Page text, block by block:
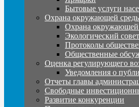
Бытовые услуги
Охрана окружающей
Охрана окружающей
Экологический совет
Протоколы
Общественные
Оценка регулирующего
Уведомления о
Отчеты главы
Свободные
Развитие конкуренции